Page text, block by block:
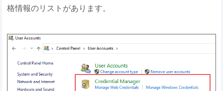
格情報のリストがあります。